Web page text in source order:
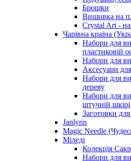
Брошки
Вишивка на
Crystal Art -
Чарівна країна
Набори для
пластиковій
Набори для
Аксесуари
Набори для
дереву
Набори для
штучній шкірі
Заготовки
Janlynn
Magic Needle
Міледі
Колекція
Набори для